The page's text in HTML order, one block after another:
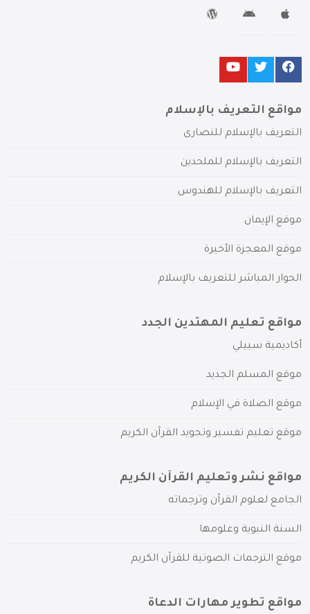
مواقع التعريف بالإسلام
التعريف بالإسلام للنصارى
التعريف بالإسلام للملحدين
التعريف بالإسلام للهندوس
موقع الإيمان
موقع المعجزة الأخيرة
الحوار المباشر للتعريف بالإسلام
مواقع تعليم المهتدين الجدد
أكاديمية سبيلي
موقع المسلم الجديد
موقع الصلاة في الإسلام
موقع تعليم تفسير وتجويد القرآن الكريم
مواقع نشر وتعليم القرآن الكريم
الجامع لعلوم القرآن وترجماته
السنة النبوية وعلومها
موقع الترجمات الصوتية للقرآن الكريم
مواقع تطوير مهارات الدعاة